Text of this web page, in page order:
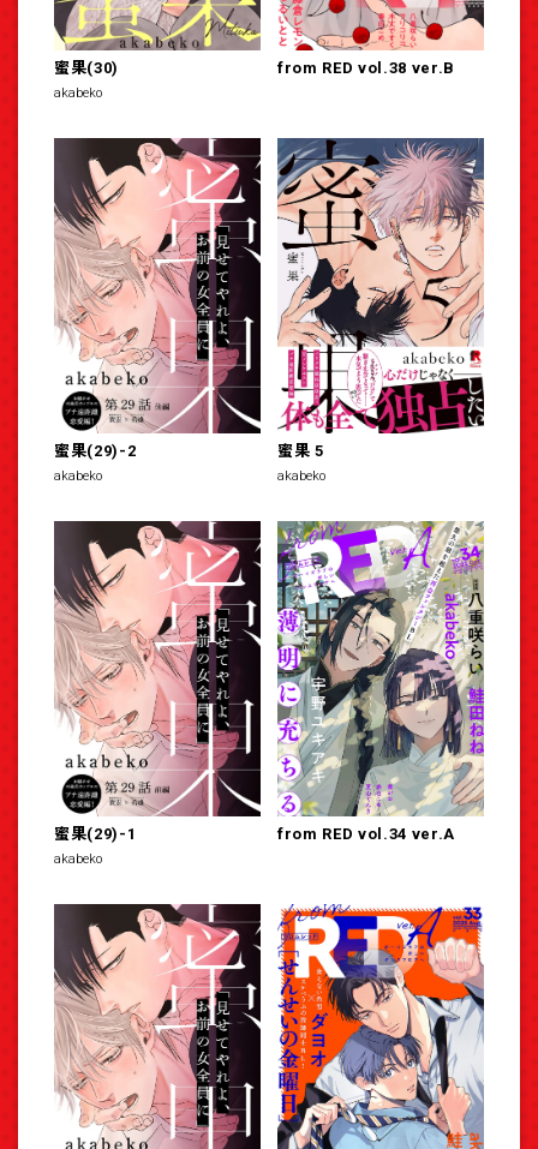
蜜果(30)
akabeko
from RED vol.38 ver.B
蜜果(29)-2
akabeko
蜜果 5
akabeko
蜜果(29)-1
akabeko
from RED vol.34 ver.A